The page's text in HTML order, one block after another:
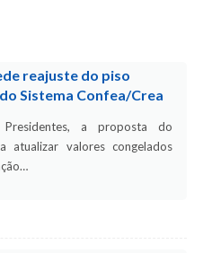
reajuste do piso
Sistema Confea/Crea
a proposta do
atualizar valores congelados